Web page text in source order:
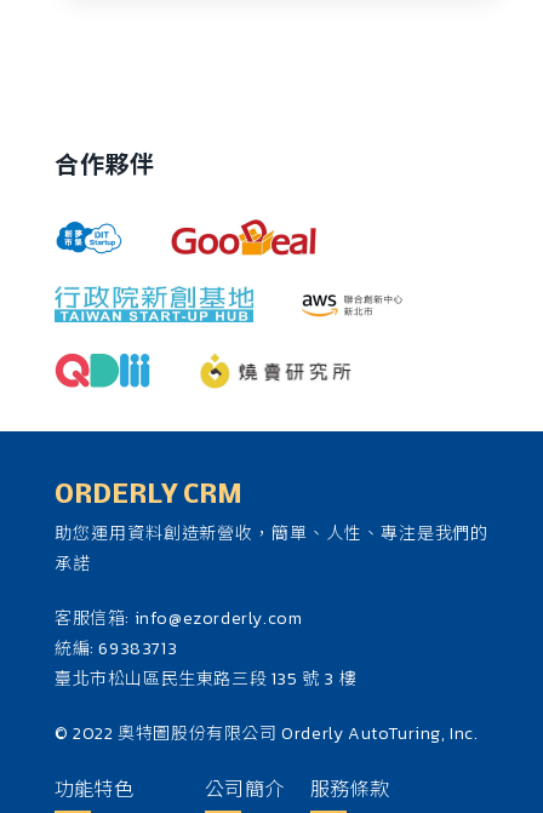
合作夥伴
ORDERLY CRM
助您運用資料創造新營收，簡單、人性、專注是我們的
承諾
客服信箱: info@ezorderly.com
統編: 69383713
臺北市松山區民生東路三段 135 號 3 樓
© 2022 奧特圖股份有限公司 Orderly AutoTuring, Inc.
功能特色 公司簡介 服務條款